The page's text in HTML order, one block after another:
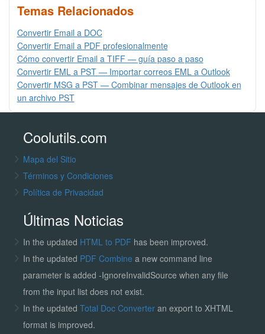
Temas Relacionados
Convertir Email a DOC
Convertir Email a PDF profesionalmente
Cómo convertir Email a TIFF — guía paso a paso
Convertir EML a PST — Importar correos EML a Outlook
Convertir MSG a PST — Combinar mensajes de Outlook en
un archivo PST
Coolutils.com
Mapa del Sitio
Términos y Condiciones
Política de Privacidad
Últimas Noticias
In the updated HTML to PDF has been improved.
In the updated PDF Combine a new command line
parameter is added -IgnoreInvalidSource when any file
from the input list does not exist.
In the updated Total Doc Converter an export to XHTML
format is improved.